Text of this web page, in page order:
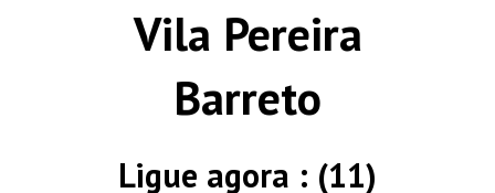
Vila Pereira
Barreto
Ligue agora : (11)